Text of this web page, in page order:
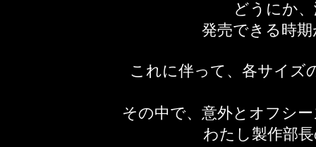
どうにか
発売できる時
これに伴って、各サイズ
その中で、意外とオフシ
わたし製作部